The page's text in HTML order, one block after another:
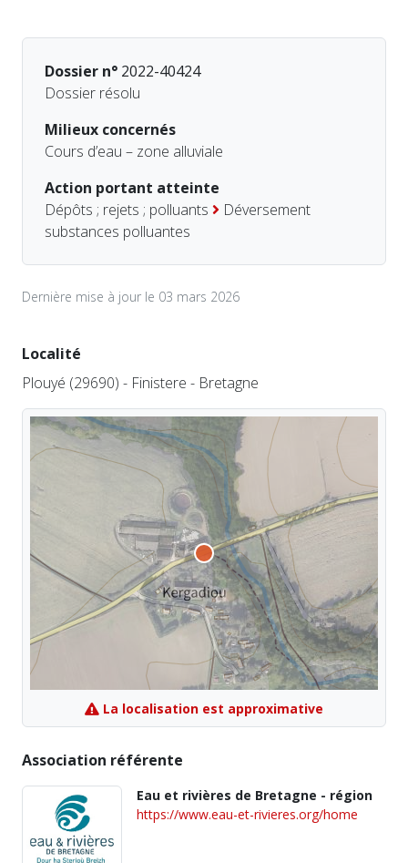
Dossier n° 2022-40424
Dossier résolu
Milieux concernés
Cours d’eau – zone alluviale
Action portant atteinte
Dépôts ; rejets ; polluants
Déversement
substances polluantes
Dernière mise à jour le 03 mars 2026
Localité
Plouyé (29690) - Finistere - Bretagne
La localisation est approximative
Association référente
Eau et rivières de Bretagne - région
https://www.eau-et-rivieres.org/home